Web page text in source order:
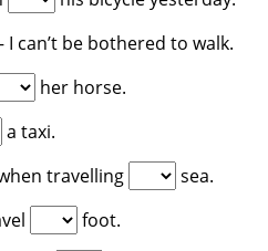
I can’t be bothered to walk.
her horse.
a taxi.
travelling
sea.
foot.